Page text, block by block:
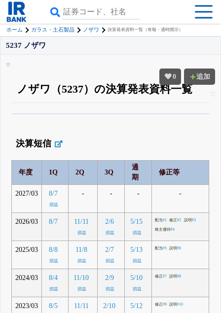
ホーム ガラス・土石製品 ノザワ 決算発表資料一覧（有報・適時開示）
0 追加
5237 ノザワ
ノザワ（5237）の決算発表資料一覧
登録すると永久30%OFFと米株版の先行利用も付きます
決算短信
年度 1Q 2Q 3Q
通
期
修正等
2027/03 8/7
損益
- - - -
2026/03 8/7 11/11
損益
2/6
損益
5/15
損益
配当#1 修正#2 説明#3
株主優待#4
2025/03 8/8
損益
11/8
損益
2/7
損益
5/13
損益
配当#5 説明#6
2024/03 8/4
損益
11/10
損益
2/9
損益
5/10
損益
修正#7 説明#8
2023/03 8/5 11/11 2/10 5/12 修正#9 説明#10